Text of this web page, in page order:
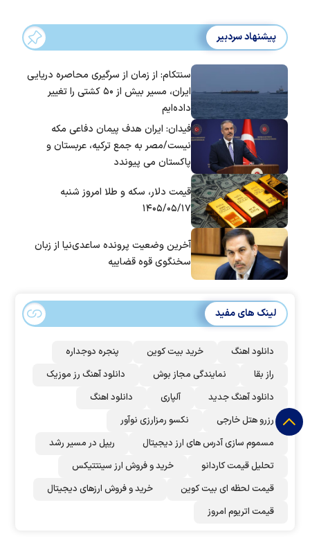
پیشنهاد سردبیر
سنتکام: از زمان از سرگیری محاصره دریایی
ایران، مسیر بیش از ۵۰ کشتی را تغییر
داده‌ایم
فیدان: ایران هدف پیمان دفاعی مکه
نیست/مصر به جمع ترکیه، عربستان و
پاکستان می پیوندد
قیمت دلار، سکه و طلا امروز شنبه
۱۴۰۵/۰۵/۱۷
آخرین وضعیت پرونده ساعدی‌نیا از زبان
سخنگوی قوه قضاییه
لینک های مفید
دانلود اهنگ خرید بیت کوین
پنجره دوجداره
راز بقا
نمایندگی مجاز بوش
دانلود آهنگ رز‌ موزیک
دانلود آهنگ جدید
آلپاری
دانلود اهنگ
رزرو هتل خارجی
نکسو رمزارزی نوآور
مسموم سازی آدرس های ارز دیجیتال
ریپل در مسیر رشد
تحلیل قیمت کاردانو
خرید و فروش ارز سینتتیکس
قیمت لحظه ای بیت کوین
خرید و فروش ارزهای دیجیتال
قیمت اتریوم امروز